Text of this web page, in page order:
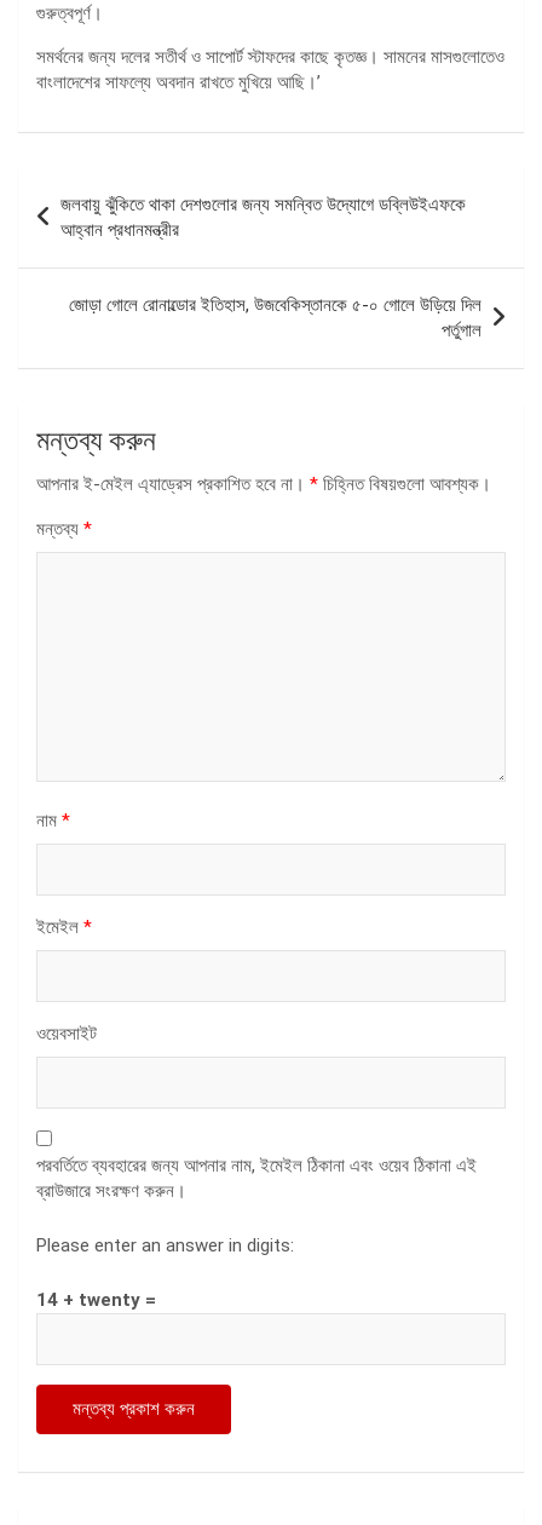
গুরুত্বপূর্ণ।
সমর্থনের জন্য দলের সতীর্থ ও সাপোর্ট স্টাফদের কাছে কৃতজ্ঞ। সামনের মাসগুলোতেও
বাংলাদেশের সাফল্যে অবদান রাখতে মুখিয়ে আছি।’
ন্যাভিগেশন
জলবায়ু ঝুঁকিতে থাকা দেশগুলোর জন্য সমন্বিত উদ্যোগে ডব্লিউইএফকে
আহ্বান প্রধানমন্ত্রীর
জোড়া গোলে রোনাল্ডোর ইতিহাস, উজবেকিস্তানকে ৫-০ গোলে উড়িয়ে দিল
পর্তুগাল
মন্তব্য করুন
আপনার ই-মেইল এ্যাড্রেস প্রকাশিত হবে না। * চিহ্নিত বিষয়গুলো আবশ্যক।
মন্তব্য *
নাম *
ইমেইল *
ওয়েবসাইট
পরবর্তিতে ব্যবহারের জন্য আপনার নাম, ইমেইল ঠিকানা এবং ওয়েব ঠিকানা এই
ব্রাউজারে সংরক্ষণ করুন।
Please enter an answer in digits:
14 + twenty =